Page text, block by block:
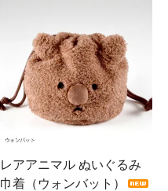
レアアニマル ぬいぐるみ
巾着（ウォンバット）